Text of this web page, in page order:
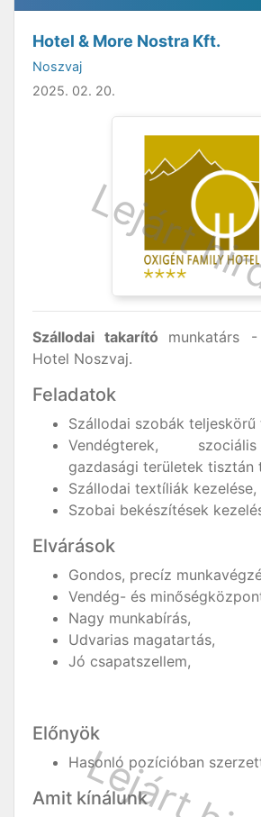
Hotel & More Nostra Kft.
Noszvaj
2025. 02. 20.
Szállodai takarító munkatárs
Hotel Noszvaj.
Feladatok
Szállodai szobák teljeskörű
Vendégterek,
gazdasági területek tisztán
Szállodai textíliák kezelése,
Szobai bekészítések
Elvárások
Gondos, precíz
Vendég- és
Nagy munkabírás,
Udvarias magatartás,
Jó csapatszellem,
Előnyök
Hasonló pozícióban
Amit kínálunk